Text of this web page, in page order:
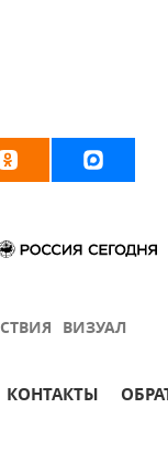
ВИЗУАЛ
КОНТАКТЫ